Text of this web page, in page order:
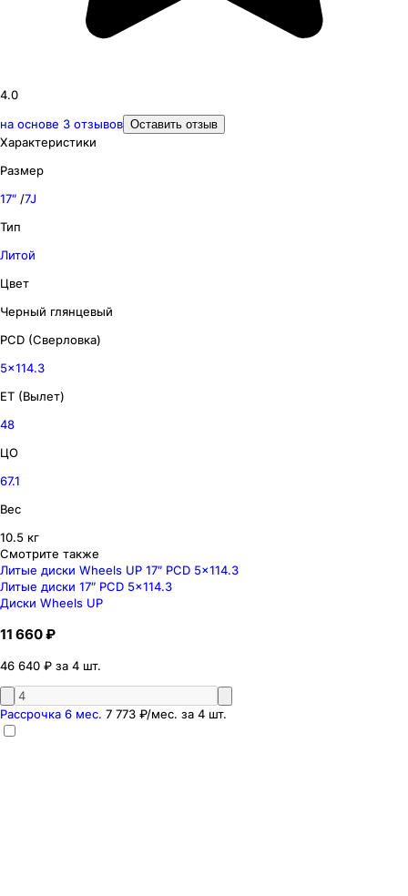
4.0
на основе 3 отзывов Оставить отзыв
Характеристики
Размер
17″ /7J
Тип
Литой
Цвет
Черный глянцевый
PCD (Сверловка)
5x114.3
ET (Вылет)
48
ЦО
67.1
Вес
10.5 кг
Смотрите также
Литые диски Wheels UP 17″ PCD 5x114.3
Литые диски 17″ PCD 5x114.3
Диски Wheels UP
11 660 ₽
46 640 ₽ за 4 шт.
Рассрочка 6 мес. 7 773 ₽/мес. за 4 шт.